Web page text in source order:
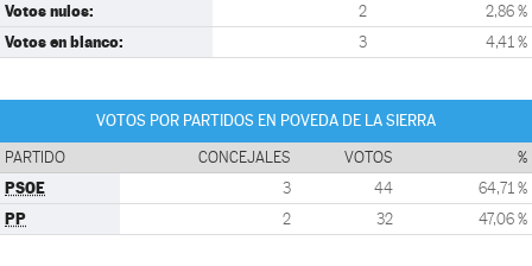
Votos nulos: 2 2,86 %
Votos en blanco: 3 4,41 %
VOTOS POR PARTIDOS EN POVEDA DE LA SIERRA
PARTIDO CONCEJALES VOTOS %
PSOE 3 44 64,71 %
PP 2 32 47,06 %